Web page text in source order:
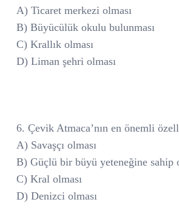
A) Ticaret merkezi olması
B) Büyücülük okulu bulunması
C) Krallık olması
D) Liman şehri olması
6. Çevik Atmaca’nın en önemli
A) Savaşçı olması
B) Güçlü bir büyü yeteneğine sahip
C) Kral olması
D) Denizci olması